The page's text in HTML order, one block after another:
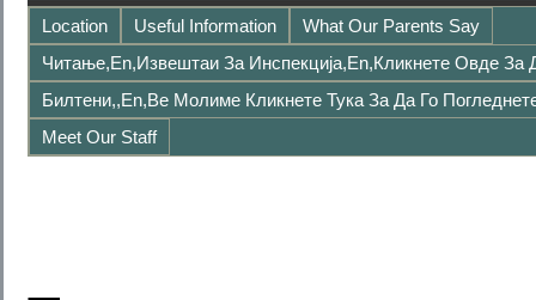
Location Useful Information
What Our Parents Say
Читање,en,Извештаи За Инспекција,en,Кликнете Овде
Билтени,,en,Ве Молиме Кликнете Тука За Да Го
Meet Our Staff